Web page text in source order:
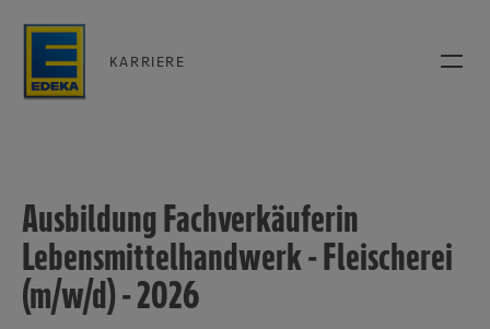
KARRIERE
Ausbildung Fachverkäuferin
Lebensmittelhandwerk - Fleischerei
(m/w/d) - 2026